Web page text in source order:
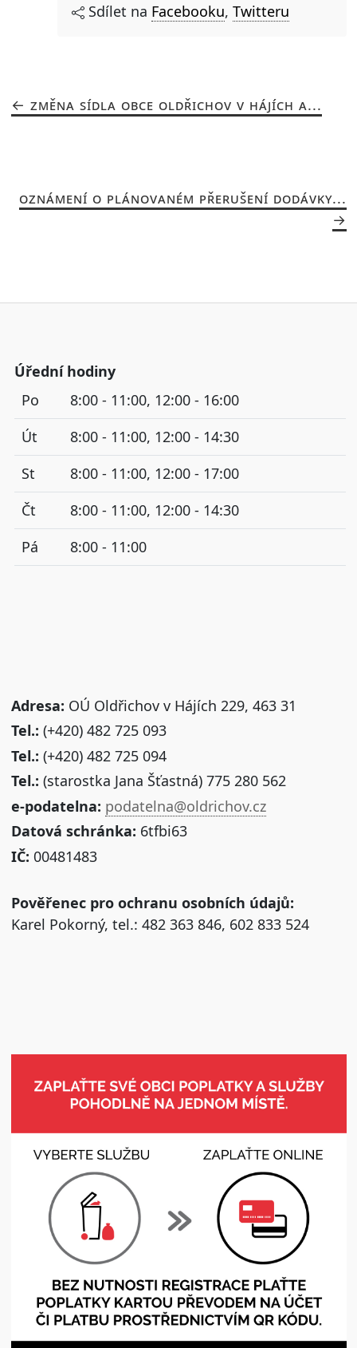
Sdílet na Facebooku, Twitteru
ZMĚNA SÍDLA OBCE OLDŘICHOV V HÁJÍCH A...
OZNÁMENÍ O PLÁNOVANÉM PŘERUŠENÍ DODÁVKY...
Úřední hodiny
Po
8:00 - 11:00, 12:00 - 16:00
Út
8:00 - 11:00, 12:00 - 14:30
St
8:00 - 11:00, 12:00 - 17:00
Čt
8:00 - 11:00, 12:00 - 14:30
Pá
8:00 - 11:00
Adresa: OÚ Oldřichov v Hájích 229, 463 31
Tel.: (+420) 482 725 093
Tel.: (+420) 482 725 094
Tel.: (starostka Jana Šťastná) 775 280 562
e-podatelna: podatelna@oldrichov.cz
Datová schránka: 6tfbi63
IČ: 00481483
Pověřenec pro ochranu osobních údajů:
Karel Pokorný, tel.: 482 363 846, 602 833 524